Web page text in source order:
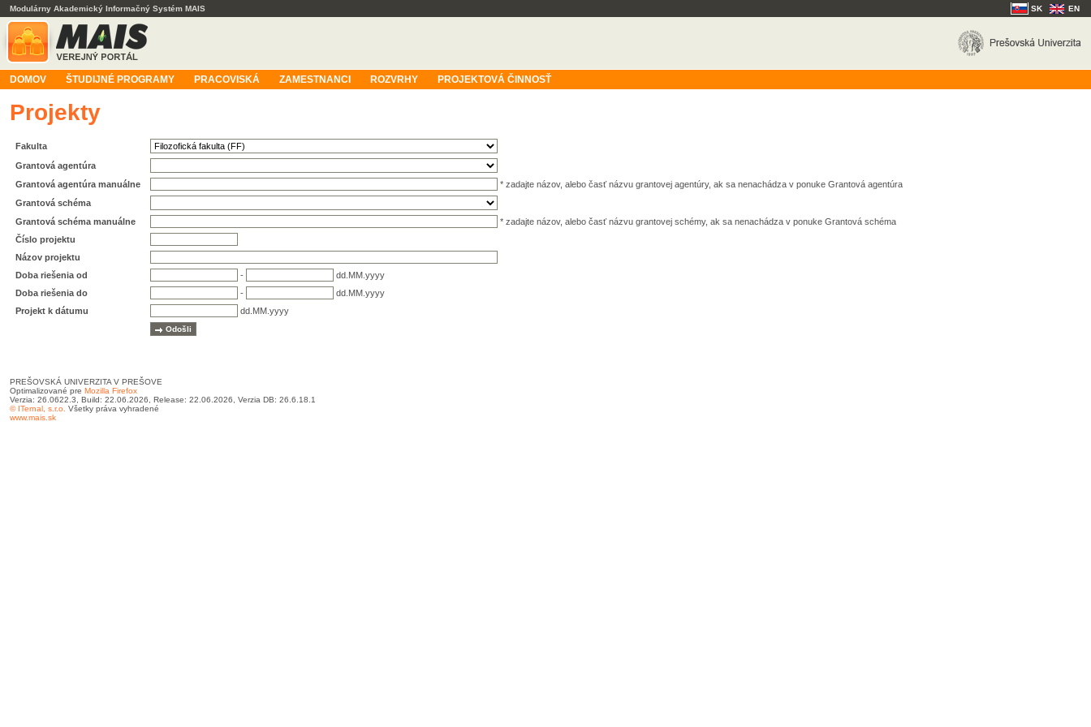
Modulárny Akademický Informačný Systém MAIS SK EN
DOMOV ŠTUDIJNÉ PROGRAMY PRACOVISKÁ ZAMESTNANCI ROZVRHY PROJEKTOVÁ ČINNOSŤ
Projekty
Fakulta
Grantová agentúra
Grantová agentúra manuálne
* zadajte názov, alebo časť názvu grantovej agentúry, ak sa nenachádza v ponuke Grantová agentúra
Grantová schéma
Grantová schéma manuálne
* zadajte názov, alebo časť názvu grantovej schémy, ak sa nenachádza v ponuke Grantová schéma
Číslo projektu
Názov projektu
Doba riešenia od
-
dd.MM.yyyy
Doba riešenia do
-
dd.MM.yyyy
Projekt k dátumu
dd.MM.yyyy
PREŠOVSKÁ UNIVERZITA V PREŠOVE
Optimalizované pre Mozilla Firefox
Verzia: 26.0622.3, Build: 22.06.2026, Release: 22.06.2026, Verzia DB: 26.6.18.1
© ITernal, s.r.o. Všetky práva vyhradené
www.mais.sk